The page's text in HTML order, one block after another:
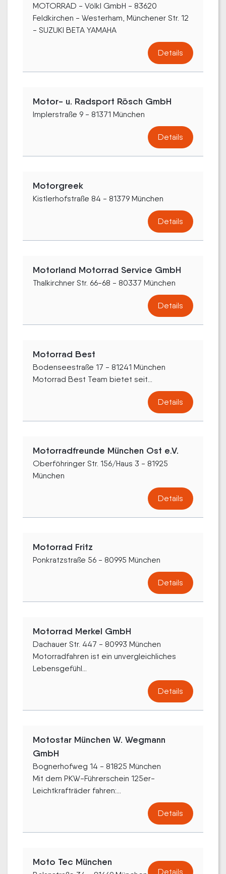
MOTORRAD - Völkl GmbH - 83620
Feldkirchen - Westerham, Münchener Str. 12
- SUZUKI BETA YAMAHA
Details
Motor- u. Radsport Rösch GmbH
Implerstraße 9 - 81371 München
Details
Motorgreek
Kistlerhofstraße 84 - 81379 München
Details
Motorland Motorrad Service GmbH
Thalkirchner Str. 66-68 - 80337 München
Details
Motorrad Best
Bodenseestraße 17 - 81241 München
Motorrad Best Team bietet seit...
Details
Motorradfreunde München Ost e.V.
Oberföhringer Str. 156/Haus 3 - 81925
München
Details
Motorrad Fritz
Ponkratzstraße 56 - 80995 München
Details
Motorrad Merkel GmbH
Dachauer Str. 447 - 80993 München
Motorradfahren ist ein unvergleichliches
Lebensgefühl...
Details
Motostar München W. Wegmann
GmbH
Bognerhofweg 14 - 81825 München
Mit dem PKW-Führerschein 125er-
Leichtkrafträder fahren:...
Details
Moto Tec München
Details